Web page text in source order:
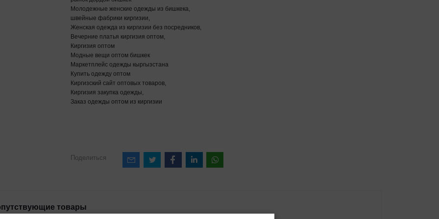
Молодежные женские одежды из бишкека,
швейные фабрики киргизии,
Женская одежда из киргизии без посредников,
Вечерние платья киргизия оптом,
Киргизия оптом
Модные вещи оптом бишкек
Маркетплейс одежды кыргызстана
Купить одежду оптом
Киргизский сайт оптовых товаров,
Киргизия закупка одежды,
Заказ одежды оптом из киргизии
Поделиться
товары